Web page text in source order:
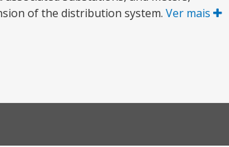
of the distribution system. Ver mais